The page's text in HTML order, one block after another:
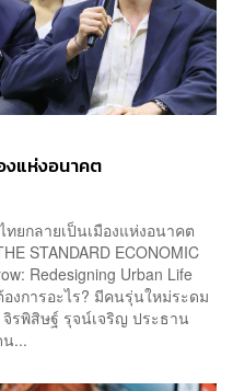
งแห่งอนาคต
ยกลายเป็นเมืองแห่งอนาคต
STANDARD ECONOMIC
Redesigning Urban Life
งการอะไร? มีคนรุ่นใหม่ระดม
รพิสิษฐ์ รุจน์เจริญ ประธาน
...